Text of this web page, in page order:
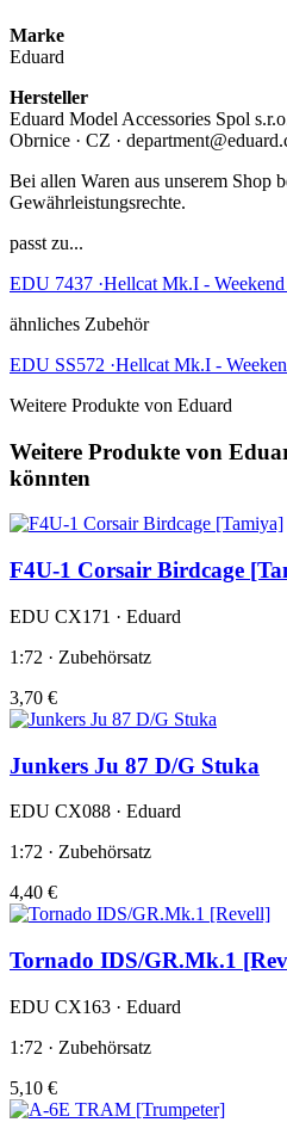
Marke
Eduard
Hersteller
Eduard Model Accessories Spol
Obrnice · CZ ·
Bei allen Waren aus unserem Shop
Gewährleistungsrechte.
passt zu...
EDU 7437 ·Hellcat Mk.I -
ähnliches Zubehör
EDU SS572 ·Hellcat Mk.I -
Weitere Produkte von Eduard
Weitere Produkte von
könnten
F4U-1 Corsair Birdcage
EDU CX171 · Eduard
1:72 · Zubehörsatz
3,70 €
Junkers Ju 87 D/G Stuka
EDU CX088 · Eduard
1:72 · Zubehörsatz
4,40 €
Tornado IDS/GR.Mk.1
EDU CX163 · Eduard
1:72 · Zubehörsatz
5,10 €